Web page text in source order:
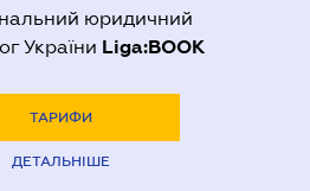
юридичний
України Liga:BOOK
ТАРИФИ
ДЕТАЛЬНІШЕ